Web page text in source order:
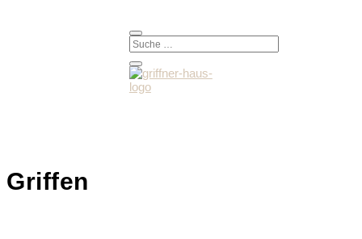
Griffen